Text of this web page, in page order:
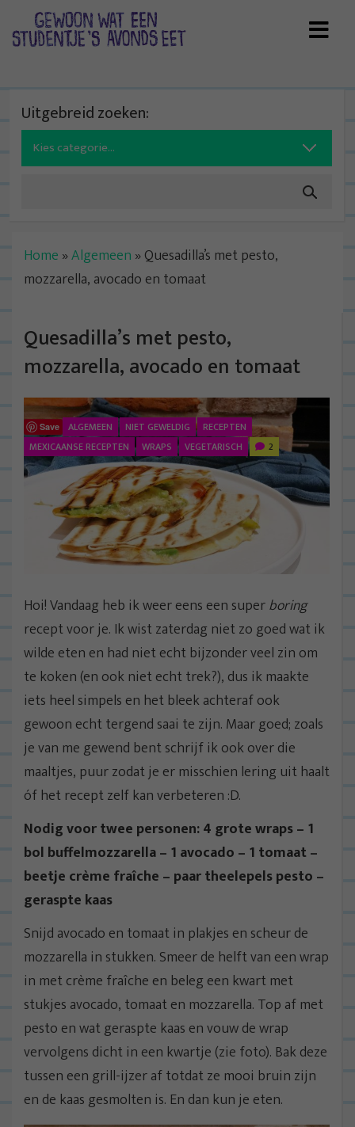
Uitgebreid zoeken:
Search
for:
Home »Algemeen » Quesadilla’s met pesto,
mozzarella, avocado en tomaat
Quesadilla’s met pesto,
mozzarella, avocado en tomaat
Save ALGEMEEN NIET GEWELDIG
RECEPTEN
MEXICAANSE RECEPTEN
WRAPS VEGETARISCH 2
Hoi! Vandaag heb ik weer eens een superboring
recept voor je. Ik wist zaterdag niet zo goed wat ik
wilde eten en had niet echt bijzonder veel zin om
te koken (en ook niet echt trek?), dus ik maakte
iets heel simpels en het bleek achteraf ook
gewoon echt tergend saai te zijn. Maar goed; zoals
je van me gewend bent schrijf ik ook over die
maaltjes, puur zodat je er misschien lering uit haalt
óf het recept zelf kan verbeteren :D.
Nodig voor twee personen: 4 grote wraps – 1
bol buffelmozzarella – 1 avocado – 1 tomaat –
beetje crème fraîche – paar theelepels pesto –
geraspte kaas
Snijd avocado en tomaat in plakjes en scheur de
mozzarella in stukken. Smeer de helft van een wrap
in met crème fraîche en beleg een kwart met
stukjes avocado, tomaat en mozzarella. Top af met
pesto en wat geraspte kaas en vouw de wrap
vervolgens dicht in een kwartje (zie foto). Bak deze
tussen een grill-ijzer af totdat ze mooi bruin zijn
en de kaas gesmolten is. En dan kun je eten.